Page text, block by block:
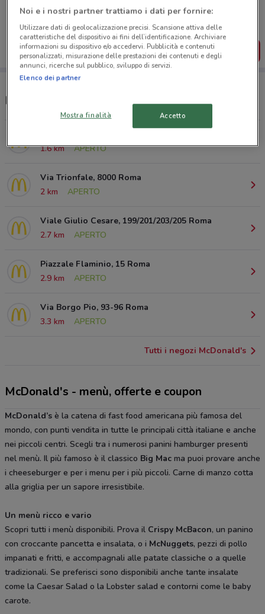
Puoi trovare le migliori offerte dei negozi vicino a te,
salvarle e creare la tua lista del risparmio, comodamente
dal tuo cellulare.
SCARICA L’APP
McDrive, orari e ristoranti McDonald's
1.6 km
APERTO
Via Trionfale, 8000 Roma
2 km
APERTO
Viale Giulio Cesare, 199/201/203/205 Roma
2.7 km
APERTO
Piazzale Flaminio, 15 Roma
2.9 km
APERTO
Via Borgo Pio, 93-96 Roma
3.3 km
APERTO
Tutti i negozi McDonald's
McDonald's - menù, offerte e coupon
McDonald’s è la catena di fast food americana più famosa del
mondo, con punti vendita in tutte le principali città italiane e anche
nei piccoli centri. Scegli tra i numerosi panini hamburger presenti
nel menù. Il più famoso è il classico Big Mac ma puoi provare anche
i cheeseburger e per i menu per i più piccoli. Carne di manzo cotta
alla griglia per un sapore irresistibile.
Un menù ricco e vario
Scopri tutti i menù disponibili. Prova il Crispy McBacon, un panino
con croccante pancetta e insalata, o i McNuggets, pezzi di pollo
impanati e fritti, e accompagnali alle patate classiche o a quelle
tradizionali. Se preferisci sono disponibili anche tante insalate
come la Caesar Salad o la Lobster salad e contorni come le baby
carote.
Noi e i nostri partner trattiamo i dati per fornire:
Utilizzare dati di geolocalizzazione precisi. Scansione attiva delle
caratteristiche del dispositivo ai fini dell’identificazione. Archiviare
informazioni su dispositivo e/o accedervi. Pubblicità e contenuti
personalizzati, misurazione delle prestazioni dei contenuti e degli
annunci, ricerche sul pubblico, sviluppo di servizi.
Elenco dei partner
Mostra finalità Accetto